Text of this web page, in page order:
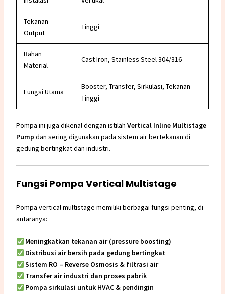
Tekanan
Output
Tinggi
Bahan
Material
Cast Iron, Stainless Steel 304/316
Fungsi Utama
Booster, Transfer, Sirkulasi, Tekanan
Tinggi
Pompa ini juga dikenal dengan istilah Vertical Inline Multistage
Pump dan sering digunakan pada sistem air bertekanan di
gedung bertingkat dan industri.
Fungsi Pompa Vertical Multistage
Pompa vertical multistage memiliki berbagai fungsi penting, di
antaranya:
Meningkatkan tekanan air (pressure boosting)
Distribusi air bersih pada gedung bertingkat
Sistem RO – Reverse Osmosis & filtrasi air
Transfer air industri dan proses pabrik
Pompa sirkulasi untuk HVAC & pendingin